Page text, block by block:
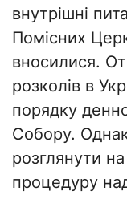
внутрішні
Помісних
вносилися.
розколів в
порядку
Собору.
розглянути
процедуру